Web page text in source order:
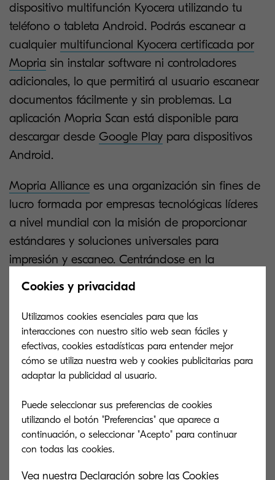
dispositivo multifunción Kyocera utilizando tu
teléfono o tableta Android. Podrás escanear a
cualquier multifuncional Kyocera certificada por
Mopria sin instalar software ni controladores
adicionales, lo que permitirá al usuario escanear
documentos fácilmente y sin problemas. La
aplicación Mopria Scan está disponible para
descargar desde Google Play para dispositivos
Android.
Mopria Alliance es una organización sin fines de
lucro formada por empresas tecnológicas líderes
a nivel mundial con la misión de proporcionar
estándares y soluciones universales para
impresión y escaneo. Centrándose en la
movilidad y las tendencias modernas de
productividad, la tecnología Mopria se utiliza
para permitir a los usuarios interactuar de forma
intuitiva y fluida con una impresora, un equipo
multifunción o un escáner, independientemente
de la marca. Actualmente hay más de 120
empresas de impresión con más de 9500
modelos de impresoras certificadas.
Cookies y privacidad
Utilizamos cookies esenciales para que las
interacciones con nuestro sitio web sean fáciles y
efectivas, cookies estadísticas para entender mejor
cómo se utiliza nuestra web y cookies publicitarias para
adaptar la publicidad al usuario.
Puede seleccionar sus preferencias de cookies
utilizando el botón "Preferencias" que aparece a
continuación, o seleccionar "Acepto" para continuar
Vea nuestra Declaración sobre las Cookies